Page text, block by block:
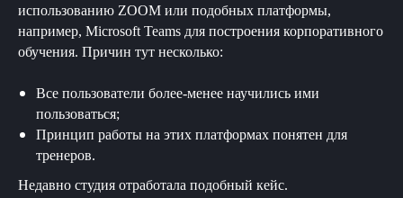
использованию ZOOM или подобных платформы,
например, Microsoft Teams для построения корпоративного
обучения. Причин тут несколько:
Все пользователи более-менее научились ими
пользоваться;
Принцип работы на этих платформах понятен для
тренеров.
Недавно студия отработала подобный кейс.